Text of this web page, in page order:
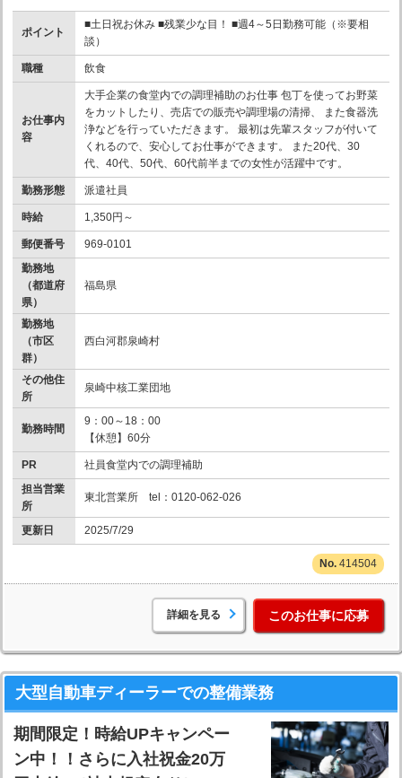
ポイント
■土日祝お休み ■残業少な目！ ■週4～5日勤務可能（※要相
談）
職種 飲食
お仕事内
容
大手企業の食堂内での調理補助のお仕事 包丁を使ってお野菜
をカットしたり、売店での販売や調理場の清掃、 また食器洗
浄などを行っていただきます。 最初は先輩スタッフが付いて
くれるので、安心してお仕事ができます。 また20代、30
代、40代、50代、60代前半までの女性が活躍中です。
勤務形態 派遣社員
時給 1,350円～
郵便番号
969-0101
勤務地
（都道府
県）
福島県
勤務地
（市区
群）
西白河郡泉崎村
その他住
所
泉崎中核工業団地
勤務時間
9：00～18：00
【休憩】60分
PR
社員食堂内での調理補助
担当営業
所
東北営業所 tel：0120-062-026
更新日 2025/7/29
414504
詳細を見る このお仕事に応募
大型自動車ディーラーでの整備業務
期間限定！時給UPキャンペー
ン中！！さらに入社祝金20万